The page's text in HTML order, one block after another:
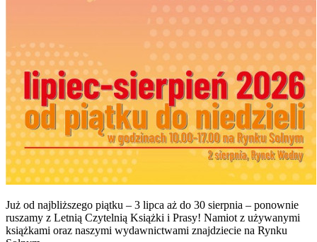
Już od najbliższego piątku – 3 lipca aż do 30 sierpnia – ponownie
ruszamy z Letnią Czytelnią Książki i Prasy! Namiot z używanymi
książkami oraz naszymi wydawnictwami znajdziecie na Rynku